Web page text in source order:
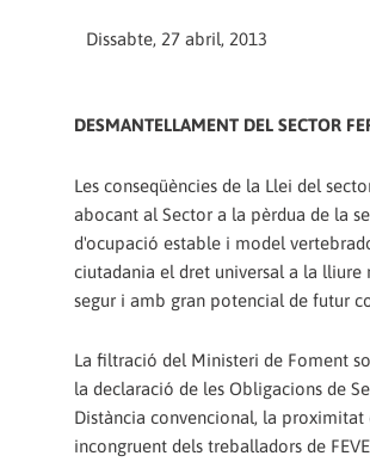
Dissabte, 27 abril, 2013
DESMANTELLAMENT DEL SECTOR
Les conseqüències de la Llei del
abocant al Sector a la pèrdua de la
d'ocupació estable i model
ciutadania el dret universal a la
segur i amb gran potencial de futur
La filtració del Ministeri de Foment
la declaració de les Obligacions de
Distància convencional, la proximitat
incongruent dels treballadors de